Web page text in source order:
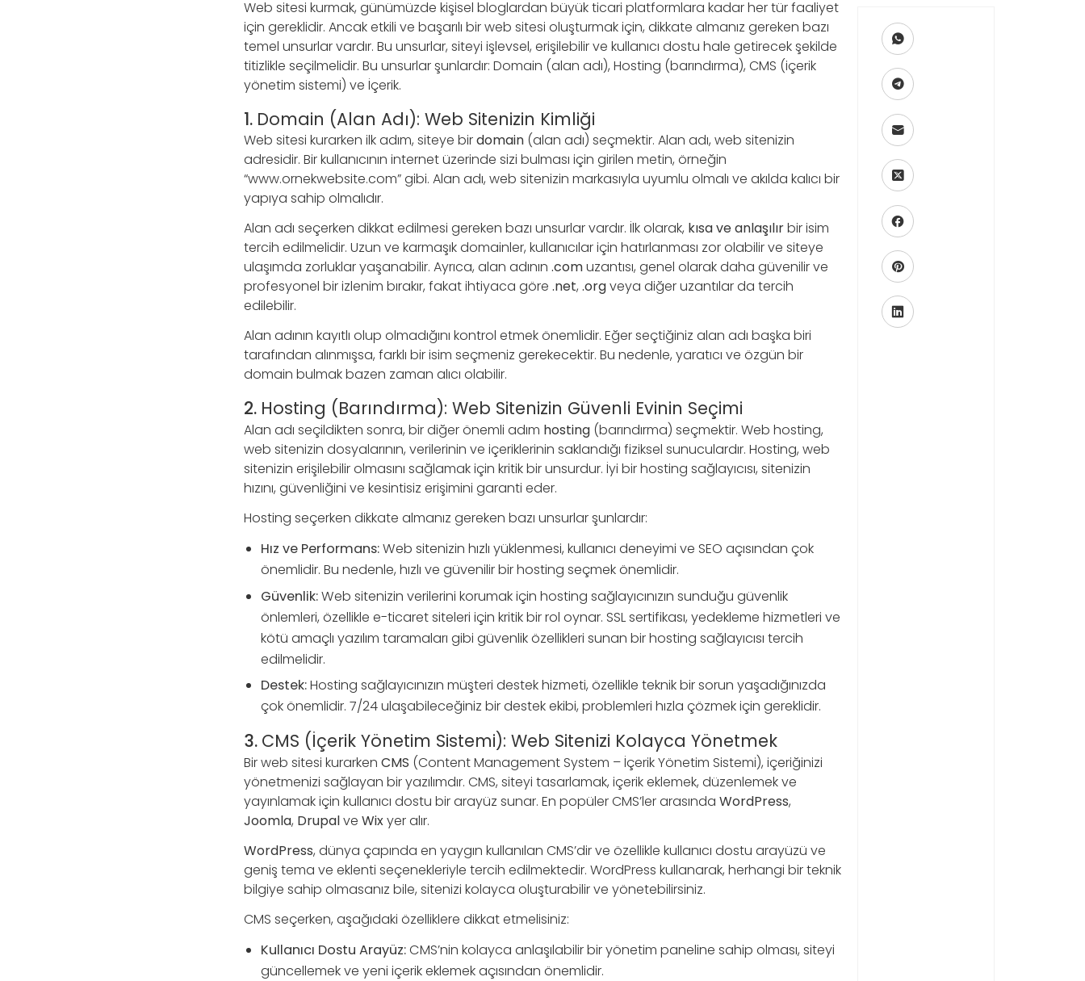
Web sitesi kurmak, günümüzde kişisel bloglardan büyük ticari platformlara kadar her tür faaliyet
için gereklidir. Ancak etkili ve başarılı bir web sitesi oluşturmak için, dikkate almanız gereken bazı
temel unsurlar vardır. Bu unsurlar, siteyi işlevsel, erişilebilir ve kullanıcı dostu hale getirecek şekilde
titizlikle seçilmelidir. Bu unsurlar şunlardır: Domain (alan adı), Hosting (barındırma), CMS (içerik
yönetim sistemi) ve İçerik.
1. Domain (Alan Adı): Web Sitenizin Kimliği
Web sitesi kurarken ilk adım, siteye birdomain(alan adı) seçmektir. Alan adı, web sitenizin
adresidir. Bir kullanıcının internet üzerinde sizi bulması için girilen metin, örneğin
“www.ornekwebsite.com” gibi. Alan adı, web sitenizin markasıyla uyumlu olmalı ve akılda kalıcı bir
yapıya sahip olmalıdır.
Alan adı seçerken dikkat edilmesi gereken bazı unsurlar vardır. İlk olarak, kısa ve anlaşılırbir isim
tercih edilmelidir. Uzun ve karmaşık domainler, kullanıcılar için hatırlanması zor olabilir ve siteye
ulaşımda zorluklar yaşanabilir. Ayrıca, alan adının .comuzantısı, genel olarak daha güvenilir ve
profesyonel bir izlenim bırakır, fakat ihtiyaca göre .net, .orgveya diğer uzantılar da tercih
edilebilir.
Alan adının kayıtlı olup olmadığını kontrol etmek önemlidir. Eğer seçtiğiniz alan adı başka biri
tarafından alınmışsa, farklı bir isim seçmeniz gerekecektir. Bu nedenle, yaratıcı ve özgün bir
domain bulmak bazen zaman alıcı olabilir.
2. Hosting (Barındırma): Web Sitenizin Güvenli Evinin Seçimi
Alan adı seçildikten sonra, bir diğer önemli adım hosting(barındırma) seçmektir. Web hosting,
web sitenizin dosyalarının, verilerinin ve içeriklerinin saklandığı fiziksel sunuculardır. Hosting, web
sitenizin erişilebilir olmasını sağlamak için kritik bir unsurdur. İyi bir hosting sağlayıcısı, sitenizin
hızını, güvenliğini ve kesintisiz erişimini garanti eder.
Hosting seçerken dikkate almanız gereken bazı unsurlar şunlardır:
Hız ve Performans:Web sitenizin hızlı yüklenmesi, kullanıcı deneyimi ve SEO açısından çok
önemlidir. Bu nedenle, hızlı ve güvenilir bir hosting seçmek önemlidir.
Güvenlik:Web sitenizin verilerini korumak için hosting sağlayıcınızın sunduğu güvenlik
önlemleri, özellikle e-ticaret siteleri için kritik bir rol oynar. SSL sertifikası, yedekleme hizmetleri ve
kötü amaçlı yazılım taramaları gibi güvenlik özellikleri sunan bir hosting sağlayıcısı tercih
edilmelidir.
Destek:Hosting sağlayıcınızın müşteri destek hizmeti, özellikle teknik bir sorun yaşadığınızda
çok önemlidir. 7/24 ulaşabileceğiniz bir destek ekibi, problemleri hızla çözmek için gereklidir.
3. CMS (İçerik Yönetim Sistemi): Web Sitenizi Kolayca Yönetmek
Bir web sitesi kurarken CMS (Content Management System – İçerik Yönetim Sistemi), içeriğinizi
yönetmenizi sağlayan bir yazılımdır. CMS, siteyi tasarlamak, içerik eklemek, düzenlemek ve
yayınlamak için kullanıcı dostu bir arayüz sunar. En popüler CMS’ler arasında WordPress,
Joomla, Drupalve Wixyer alır.
WordPress, dünya çapında en yaygın kullanılan CMS’dir ve özellikle kullanıcı dostu arayüzü ve
geniş tema ve eklenti seçenekleriyle tercih edilmektedir. WordPress kullanarak, herhangi bir teknik
bilgiye sahip olmasanız bile, sitenizi kolayca oluşturabilir ve yönetebilirsiniz.
CMS seçerken, aşağıdaki özelliklere dikkat etmelisiniz:
Kullanıcı Dostu Arayüz:CMS’nin kolayca anlaşılabilir bir yönetim paneline sahip olması, siteyi
güncellemek ve yeni içerik eklemek açısından önemlidir.